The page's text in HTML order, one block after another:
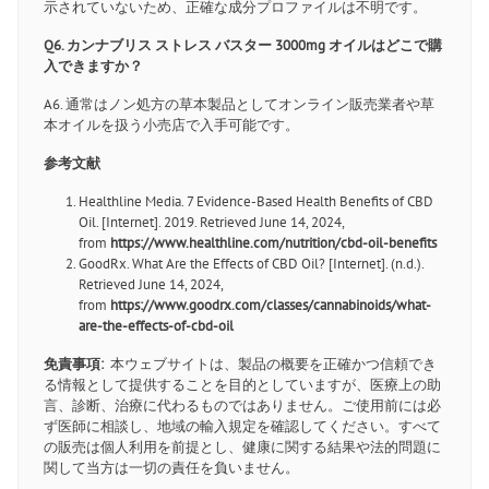
示されていないため、正確な成分プロファイルは不明です。
Q6. カンナブリス ストレス バスター 3000mg オイルはどこで購
入できますか？
A6. 通常はノン処方の草本製品としてオンライン販売業者や草
本オイルを扱う小売店で入手可能です。
参考文献
Healthline Media. 7 Evidence-Based Health Benefits of CBD
Oil. [Internet]. 2019. Retrieved June 14, 2024,
from https://www.healthline.com/nutrition/cbd-oil-benefits
GoodRx. What Are the Effects of CBD Oil? [Internet]. (n.d.).
Retrieved June 14, 2024,
from https://www.goodrx.com/classes/cannabinoids/what-
are-the-effects-of-cbd-oil
免責事項: 本ウェブサイトは、製品の概要を正確かつ信頼でき
る情報として提供することを目的としていますが、医療上の助
言、診断、治療に代わるものではありません。ご使用前には必
ず医師に相談し、地域の輸入規定を確認してください。すべて
の販売は個人利用を前提とし、健康に関する結果や法的問題に
関して当方は一切の責任を負いません。